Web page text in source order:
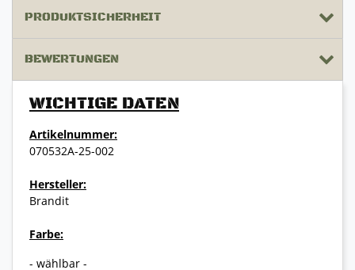
PRODUKTSICHERHEIT
BEWERTUNGEN
WICHTIGE DATEN
Artikelnummer:
070532A-25-002
Hersteller:
Brandit
Farbe:
- wählbar -